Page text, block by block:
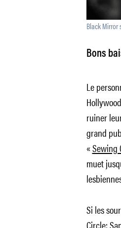
Black Mirror
Bons
Le
ruiner
grand
«Sewing
muet
Si les
Circle: